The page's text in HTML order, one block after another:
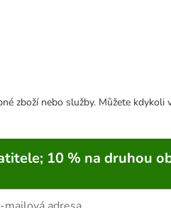
zboží nebo služby. Můžete
10 % na druhou